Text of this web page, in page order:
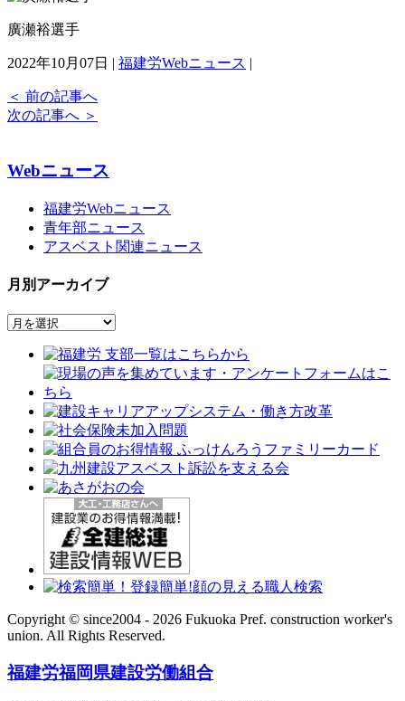
廣瀬裕選手
2022年10月07日 | 福建労Webニュース |
＜ 前の記事へ
次の記事へ ＞
Webニュース
福建労Webニュース
青年部ニュース
アスベスト関連ニュース
月別アーカイブ
Copyright © since2004 - 2026 Fukuoka Pref. construction worker's
union. All Rights Reserved.
福建労福岡県建設労働組合